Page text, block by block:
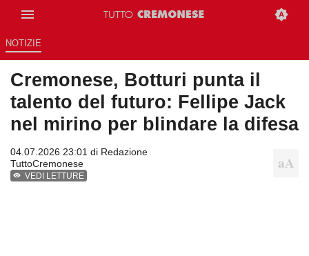
NOTIZIE
Cremonese, Botturi punta il
talento del futuro: Fellipe Jack
nel mirino per blindare la difesa
04.07.2026 23:01 di Redazione
TuttoCremonese
VEDI LETTURE